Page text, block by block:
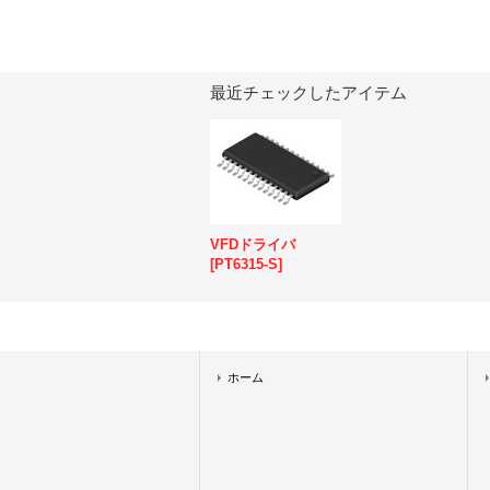
最近チェックしたアイテム
VFDドライバ
[PT6315-S]
ホーム